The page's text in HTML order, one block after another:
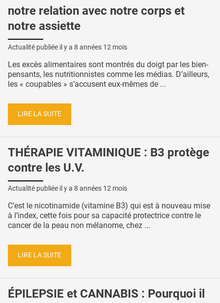
notre relation avec notre corps et
notre assiette
Actualité publiée il y a 8 années 12 mois
Les excès alimentaires sont montrés du doigt par les bien-
pensants, les nutritionnistes comme les médias. D’ailleurs,
les « coupables » s’accusent eux-mêmes de ...
LIRE LA SUITE
THÉRAPIE VITAMINIQUE : B3 protège
contre les U.V.
Actualité publiée il y a 8 années 12 mois
C’est le nicotinamide (vitamine B3) qui est à nouveau mise
à l’index, cette fois pour sa capacité protectrice contre le
cancer de la peau non mélanome, chez ...
LIRE LA SUITE
ÉPILEPSIE et CANNABIS : Pourquoi il